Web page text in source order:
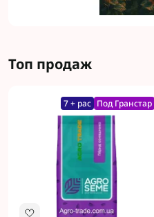
Топ продаж
7 + рас Под Гранстар